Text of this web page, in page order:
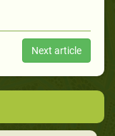
Next article